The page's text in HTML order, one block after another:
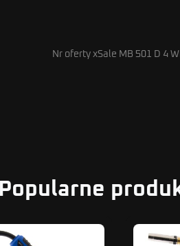
Nr oferty xSale MB 501 D 4
Popularne